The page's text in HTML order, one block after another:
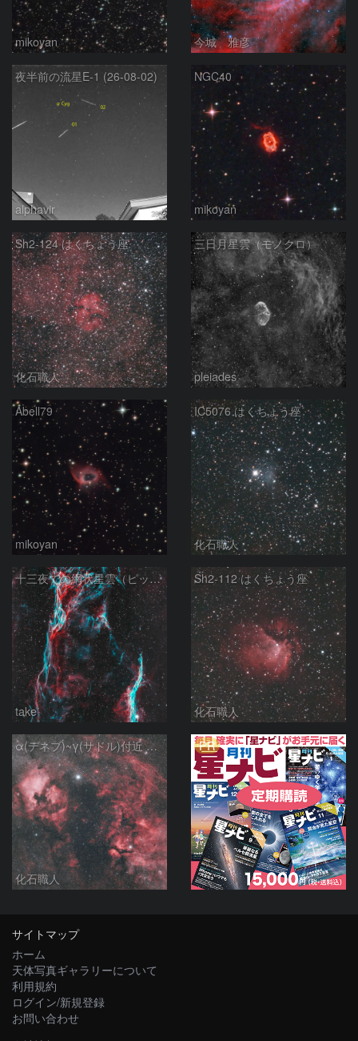
mikoyan 今城 雅彦
夜半前の流星E-1 (26-08-02)
alphavir
NGC40
mikoyan
Sh2-124 はくちょう座
化石職人
三日月星雲（モノクロ）
pleiades
Abell79
mikoyan
IC5076 はくちょう座
化石職人
十三夜での網状星雲（ピッカリングの三角）
take
Sh2-112 はくちょう座
化石職人
α(デネブ)~γ(サドル)付近 NGC7000 北アメリカ星雲 IC5067~5070 ペリカン星雲 はくちょう座
化石職人
PR
サイトマップ
ホーム
天体写真ギャラリーについて
利用規約
ログイン/新規登録
お問い合わせ